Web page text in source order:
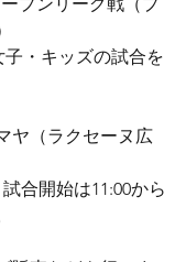
・キッズの試合を
ヤ（ラクセーヌ広
合開始は11:00から